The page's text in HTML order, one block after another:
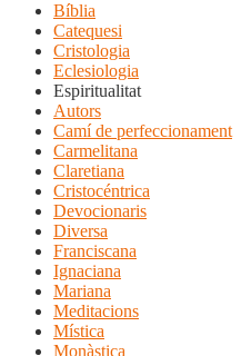
Bíblia
Catequesi
Cristologia
Eclesiologia
Espiritualitat
Autors
Camí de perfeccionament
Carmelitana
Claretiana
Cristocéntrica
Devocionaris
Diversa
Franciscana
Ignaciana
Mariana
Meditacions
Mística
Monàstica